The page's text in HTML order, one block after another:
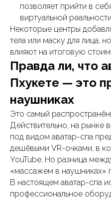
позволяет прийти в
виртуальной
Некоторые центры
тела или маску для лица,
влияют на итоговую
Правда ли, что
Пхукете — это
наушниках
Это самый
Действительно, на рынке
под видом аватар-спа
дешёвыми VR-очками, в
YouTube. Но разница
«массажем в наушниках»
В настоящем аватар-спа
профессиональное